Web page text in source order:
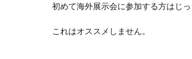
初めて海外展示会に参加する方はじ
これはオススメしません。